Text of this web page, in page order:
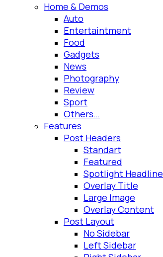
Home & Demos
Auto
Entertaintment
Food
Gadgets
News
Photography
Review
Sport
Others…
Features
Post Headers
Standart
Featured
Spotlight Headline
Overlay Title
Large Image
Overlay Content
Post Layout
No Sidebar
Left Sidebar